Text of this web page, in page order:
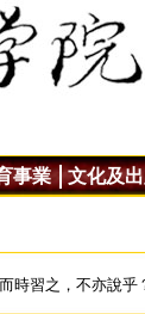
事業 文化及
時習之，不亦說